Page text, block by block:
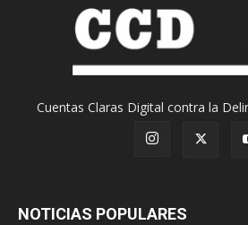
Cuentas Claras Digital contra la
NOTICIAS POPULARES